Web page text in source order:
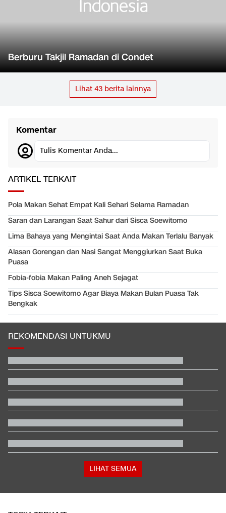
Berburu Takjil Ramadan di Condet
Lihat 43 berita lainnya
Komentar
Tulis Komentar Anda...
ARTIKEL TERKAIT
Pola Makan Sehat Empat Kali Sehari Selama Ramadan
Saran dan Larangan Saat Sahur dari Sisca Soewitomo
Lima Bahaya yang Mengintai Saat Anda Makan Terlalu Banyak
Alasan Gorengan dan Nasi Sangat Menggiurkan Saat Buka
Puasa
Fobia-fobia Makan Paling Aneh Sejagat
Tips Sisca Soewitomo Agar Biaya Makan Bulan Puasa Tak
Bengkak
REKOMENDASI UNTUKMU
Karhutla di Alun-alun Suryakancana Gunung Gede Pangrango
Daftar Peraih Penghargaan Piala Presiden 2026: Rivera Pemain
Terbaik
Filipina Singgung Indonesia Jelang Laga Hidup-Mati Lawan
Malaysia
Buwas: Sertifikat Pramuka Garuda Bisa Buat Daftar TNI-Polri
Tanpa Tes
Tokoh Pro Palestina Menang Pemilu Pendahuluan AS, Pelobi
luka